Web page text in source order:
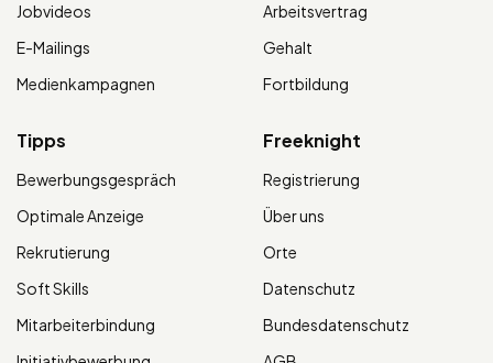
Jobvideos
E-Mailings
Medienkampagnen
Arbeitsvertrag
Gehalt
Fortbildung
Tipps
Bewerbungsgespräch
Optimale Anzeige
Rekrutierung
Soft Skills
Mitarbeiterbindung
Freeknight
Registrierung
Über uns
Orte
Datenschutz
Bundesdatenschutz